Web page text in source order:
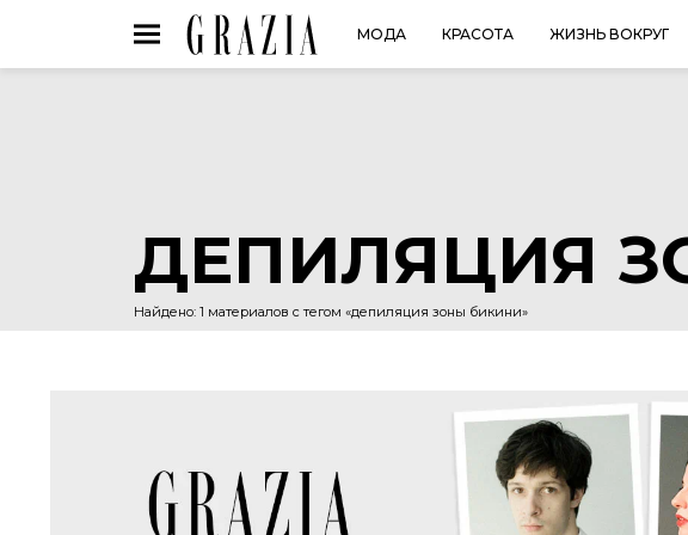
МОДА КРАСОТА ЖИЗНЬ ВОКРУГ
ДЕПИЛЯЦИЯ
Найдено: 1 материалов с тегом «депиляция зоны бикини»